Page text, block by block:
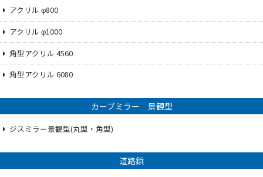
アクリル φ800
アクリル φ1000
角型アクリル 4560
角型アクリル 6080
カーブミラー 景観型
ジスミラー景観型(丸型・角型)
道路鋲